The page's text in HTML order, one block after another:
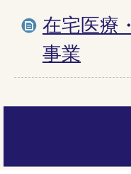
在宅医療
事業